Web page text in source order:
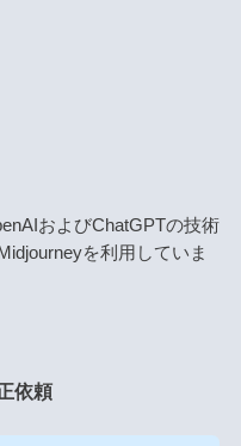
およびChatGPTの技術
を利用していま
依頼